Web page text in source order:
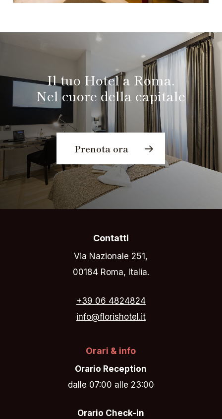
Il tuo Hotel a Roma.
Nel cuore della capitale
Prenota ora
Contatti
Via Nazionale 251,
00184 Roma, Italia.
+39 06 4824824
info@florishotel.it
Orari & info
Orario Reception
dalle 07:00 alle 23:00
Orario Check-in